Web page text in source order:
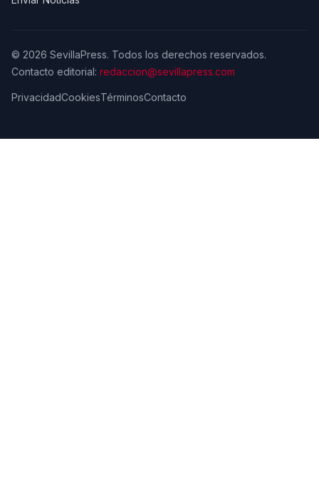
© 2026 SevillaPress. Todos los derechos reservados.
Contacto editorial: redaccion@sevillapress.com
PrivacidadCookiesTérminosContacto